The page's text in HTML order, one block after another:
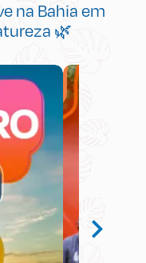
na Bahia em
🌿